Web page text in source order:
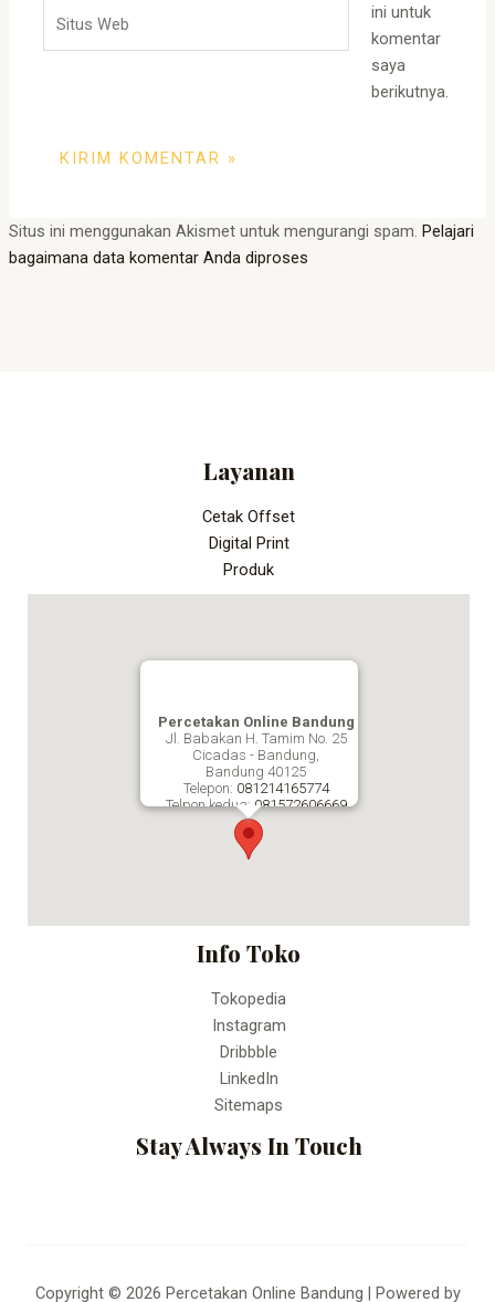
Web
ini untuk
komentar
saya
berikutnya.
Situs ini menggunakan Akismet untuk mengurangi spam. Pelajari
bagaimana data komentar Anda diproses
Layanan
Cetak Offset
Digital Print
Produk
Percetakan Online Bandung
Jl. Babakan H. Tamim No. 25
Cicadas - Bandung,
Bandung 40125
Telepon: 081214165774
Telpon kedua: 081572606669
Percetakan Online Bandung
Info Toko
Tokopedia
Instagram
Dribbble
LinkedIn
Sitemaps
Stay Always In Touch
Copyright © 2026 Percetakan Online Bandung | Powered by